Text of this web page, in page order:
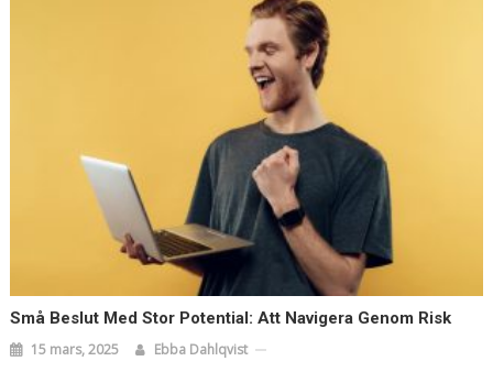
Små Beslut Med Stor Potential: Att Navigera Genom Risk
15 mars, 2025 Ebba Dahlqvist